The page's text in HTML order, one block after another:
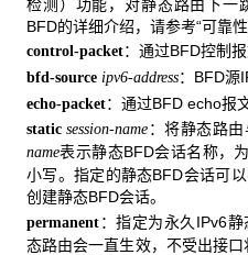
检测）功能，对静态路由下一
BFD的详细介绍，请参考“可靠性
control-packet：通过BFD控制
bfd-source ipv6-address：BFD源
echo-packet：通过BFD echo报
static session-name ：将静态路
name表示静态BFD会话名称，
小写。指定的静态BFD会话可
创建静态BFD会话。
permanent ：指定为永久IPv6
态路由会一直生效，不受出接